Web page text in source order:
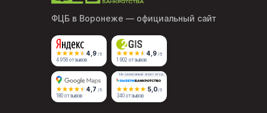
ФЦБ в Воронеже — официальный сайт
4,9 /5
4 956 отзывов
4,9 /5
1 902 отзывов
4,7 /5
180 отзывов
Независимый агрегатор
5,0/5
340 отзывов